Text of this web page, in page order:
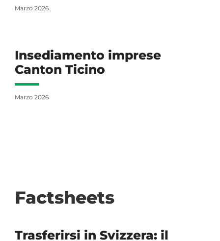
Marzo 2026
Insediamento imprese
Canton Ticino
Marzo 2026
Factsheets
Trasferirsi in Svizzera: il